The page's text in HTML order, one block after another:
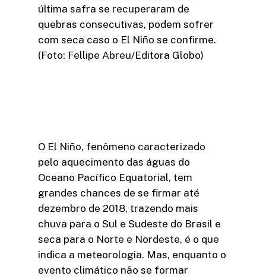
última safra se recuperaram de
quebras consecutivas, podem sofrer
com seca caso o El Niño se confirme.
(Foto: Fellipe Abreu/Editora Globo)
O El Niño, fenômeno caracterizado
pelo aquecimento das águas do
Oceano Pacífico Equatorial, tem
grandes chances de se firmar até
dezembro de 2018, trazendo mais
chuva para o Sul e Sudeste do Brasil e
seca para o Norte e Nordeste, é o que
indica a meteorologia. Mas, enquanto o
evento climático não se formar